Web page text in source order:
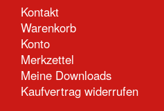
Kontakt
Warenkorb
Konto
Merkzettel
Meine Downloads
Kaufvertrag widerrufen